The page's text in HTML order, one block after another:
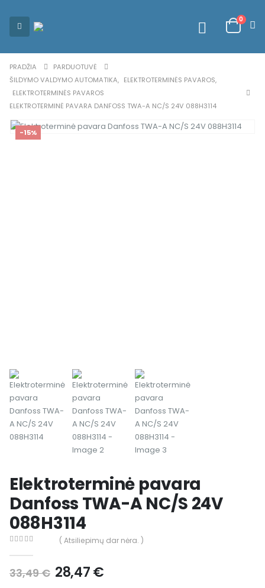
0
PRADŽIA
PARDUOTUVĖ
ŠILDYMO VALDYMO AUTOMATIKA, ELEKTROTERMINĖS PAVAROS,
ELEKTROTERMINĖS PAVAROS
ELEKTROTERMINĖ PAVARA DANFOSS TWA-A NC/S 24V 088H3114
-15%
Elektroterminė pavara
Danfoss TWA-A NC/S 24V
088H3114
( Atsiliepimų dar nėra. )
33,49€ 28,47€